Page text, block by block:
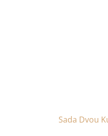
Sada Dvou